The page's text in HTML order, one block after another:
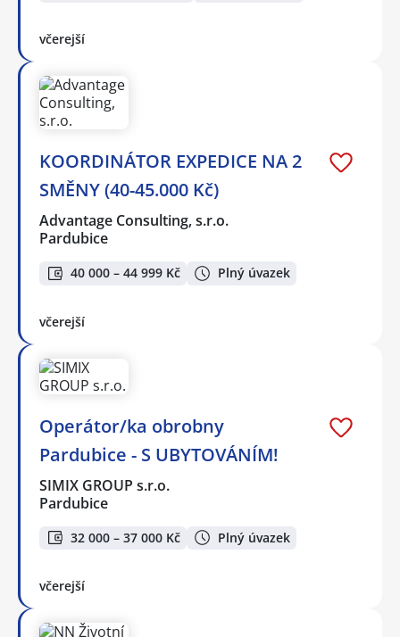
včerejší
KOORDINÁTOR EXPEDICE NA 2
SMĚNY (40-45.000 Kč)
Advantage Consulting, s.r.o.
Pardubice
40 000 – 44 999 Kč Plný úvazek
včerejší
Operátor/ka obrobny
Pardubice - S UBYTOVÁNÍM!
SIMIX GROUP s.r.o.
Pardubice
32 000 – 37 000 Kč Plný úvazek
včerejší